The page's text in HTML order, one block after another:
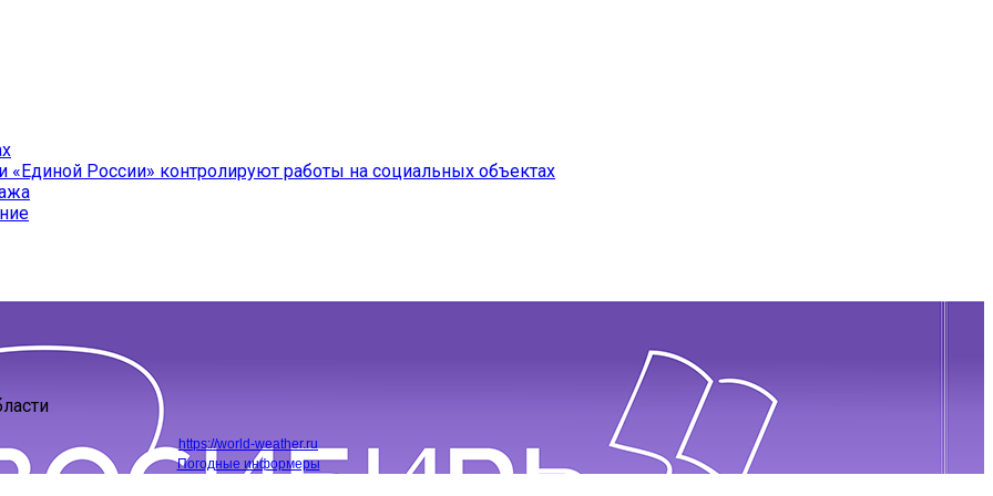
России» контролируют работы на социальных объектах
https://world-weather.ru
Погодные информеры